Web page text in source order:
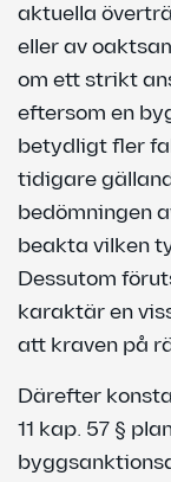
aktuella
eller av
om ett strikt
eftersom en
betydligt fler
tidigare
bedömningen
beakta vilken
Dessutom
karaktär en
att kraven på
Därefter
11 kap. 57 §